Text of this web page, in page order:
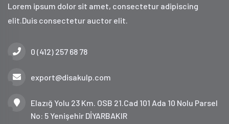
Lorem ipsum dolor sit amet, consectetur adipiscing
elit.Duis consectetur auctor elit.
0 (412) 257 68 78
export@disakulp.com
Elazığ Yolu 23 Km. OSB 21.Cad 101 Ada 10 Nolu Parsel
No: 5 Yenişehir DİYARBAKIR